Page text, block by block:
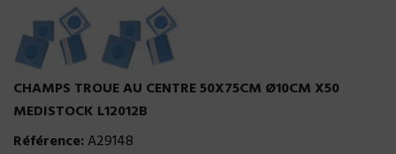
CHAMPS TROUE AU CENTRE 50X75CM Ø10CM X50
MEDISTOCK L12012B
Référence:A29148